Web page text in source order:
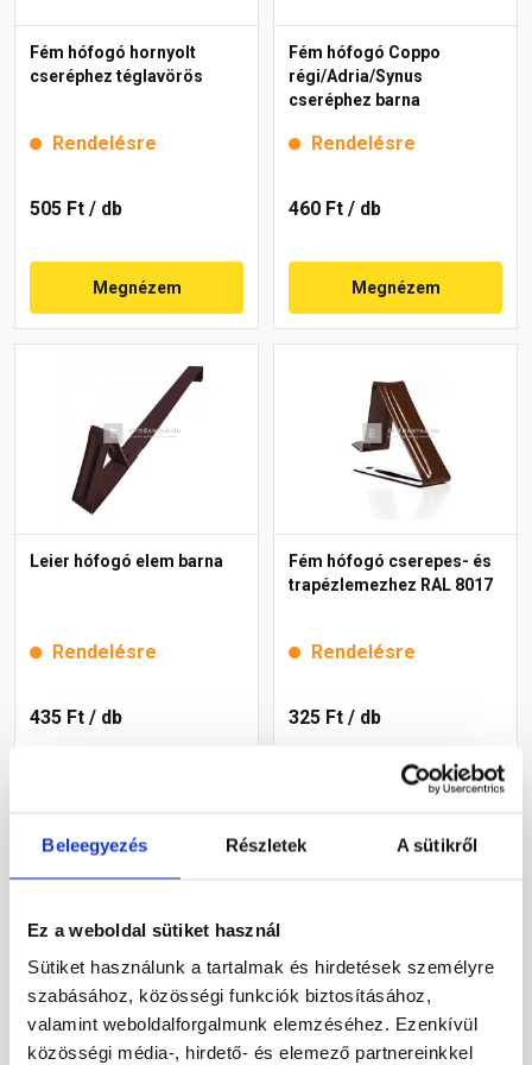
Beleegyezés Részletek A sütikről
Ez a weboldal sütiket használ
Sütiket használunk a tartalmak és hirdetések személyre
szabásához, közösségi funkciók biztosításához,
valamint weboldalforgalmunk elemzéséhez. Ezenkívül
közösségi média-, hirdető- és elemező partnereinkkel
Fém hófogó hornyolt
cseréphez téglavörös
Rendelésre
505 Ft / db
Megnézem
Fém hófogó Coppo
régi/Adria/Synus
cseréphez barna
Rendelésre
460 Ft / db
Megnézem
Leier hófogó elem barna
Rendelésre
435 Ft / db
Fém hófogó cserepes- és
trapézlemezhez RAL 8017
Rendelésre
325 Ft / db
Megnézem